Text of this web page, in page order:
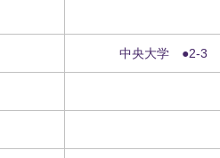
中央大学 ●2-3